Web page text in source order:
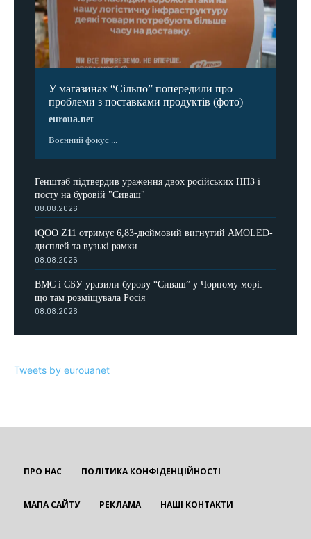
У магазинах “Сільпо” попередили про
проблеми з поставками продуктів (фото)
euroua.net
Воєнний фокус ...
Генштаб підтвердив ураження двох російських НПЗ і
посту на буровій "Сиваш"
08.08.2026
iQOO Z11 отримує 6,83-дюймовий вигнутий AMOLED-
дисплей та вузькі рамки
08.08.2026
ВМС і СБУ уразили бурову “Сиваш” у Чорному морі:
що там розміщувала Росія
08.08.2026
Tweets by eurouanet
ПРО НАС ПОЛІТИКА КОНФІДЕНЦІЙНОСТІ
МАПА САЙТУ РЕКЛАМА НАШІ КОНТАКТИ